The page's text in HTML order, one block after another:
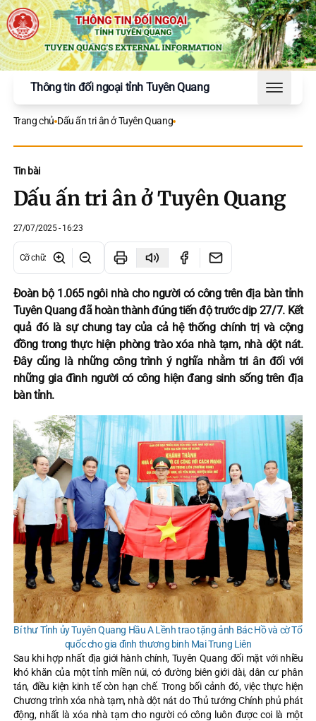
Thông tin đối ngoại tỉnh Tuyên Quang
Toggle
Trang chủ Dấu ấn tri ân ở Tuyên Quang
Tin bài
Dấu ấn tri ân ở Tuyên Quang
27/07/2025 - 16:23
Cỡ chữ:
Đoàn bộ 1.065 ngôi nhà cho người có công trên địa bàn tỉnh
Tuyên Quang đã hoàn thành đúng tiến độ trước dịp 27/7. Kết
quả đó là sự chung tay của cả hệ thống chính trị và cộng
đồng trong thực hiện phòng trào xóa nhà tạm, nhà dột nát.
Đây cũng là những công trình ý nghĩa nhằm tri ân đối với
những gia đình người có công hiện đang sinh sống trên địa
bàn tỉnh.
Bí thư Tỉnh ủy Tuyên Quang Hầu A Lềnh trao tặng ảnh Bác Hồ và cờ Tổ
quốc cho gia đình thương binh Mai Trung Liên
Sau khi hợp nhất địa giới hành chính, Tuyên Quang đối mặt với nhiều
khó khăn của một tỉnh miền núi, có đường biên giới dài, dân cư phân
tán, điều kiện kinh tế còn hạn chế. Trong bối cảnh đó, việc thực hiện
Chương trình xóa nhà tạm, nhà dột nát do Thủ tướng Chính phủ phát
động, nhất là xóa nhà tạm cho người có công luôn được coi là một